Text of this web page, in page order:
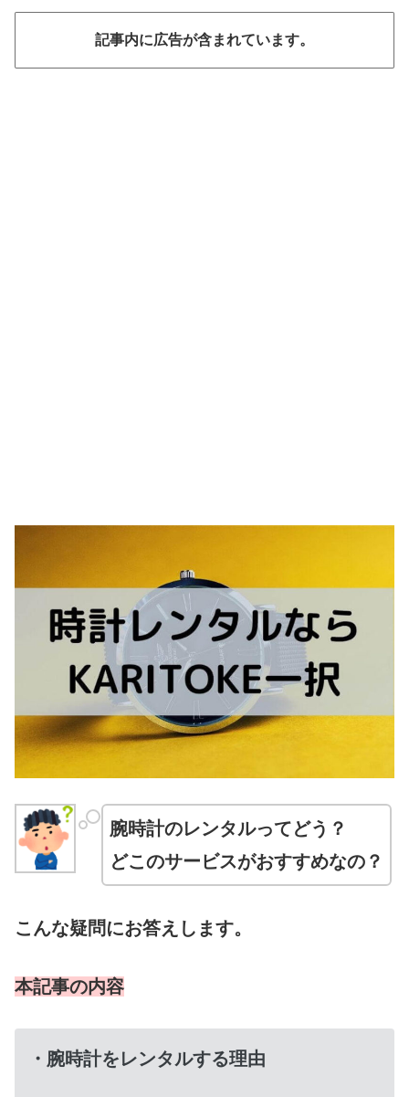
記事内に広告が含まれています。
腕時計のレンタルってどう？
どこのサービスがおすすめなの？
こんな疑問にお答えします。
本記事の内容
・腕時計をレンタルする理由